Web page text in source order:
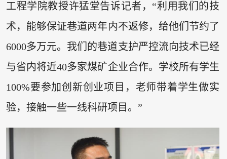
工程学院教授许猛堂告诉记者，“利用我们的技
术，能够保证巷道两年内不返修，给他们节约了
6000多万元。我们的巷道支护严控流向技术已经
与省内将近40多家煤矿企业合作。学校所有学生
100%要参加创新创业项目，老师带着学生做实
验，接触一些一线科研项目。”